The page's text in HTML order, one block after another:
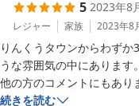
たいと思います。
またのご来館を心よりお
2023-11-20
5 2023年8
レジャー 家族 2023年8
りんくうタウンからわず
うな雰囲気の中にあります。
他の方のコメントにもあり
の旅館のほうが立派に見え
続きを読む